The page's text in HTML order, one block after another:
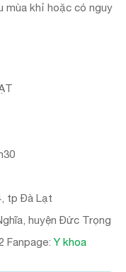
mùa khỉ hoặc có nguy
tp Đà Lạt
huyện Đức Trọng
Fanpage:Y khoa